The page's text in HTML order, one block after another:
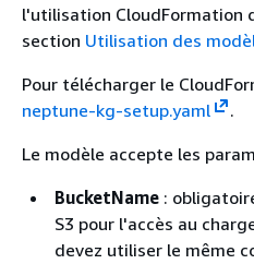
l'utilisation CloudFormation
section Utilisation des
Pour télécharger le
neptune-kg-setup.yaml
.
Le modèle accepte les
BucketName :
S3 pour l'accès au
devez utiliser le même